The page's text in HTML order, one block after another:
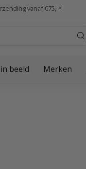
vanaf €75,-*
beeld Merken